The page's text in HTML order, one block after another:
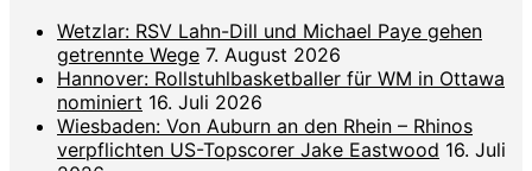
Wetzlar: RSV Lahn-Dill und Michael Paye gehen
getrennte Wege 7. August 2026
Hannover: Rollstuhlbasketballer für WM in Ottawa
nominiert 16. Juli 2026
Wiesbaden: Von Auburn an den Rhein – Rhinos
verpflichten US-Topscorer Jake Eastwood 16. Juli